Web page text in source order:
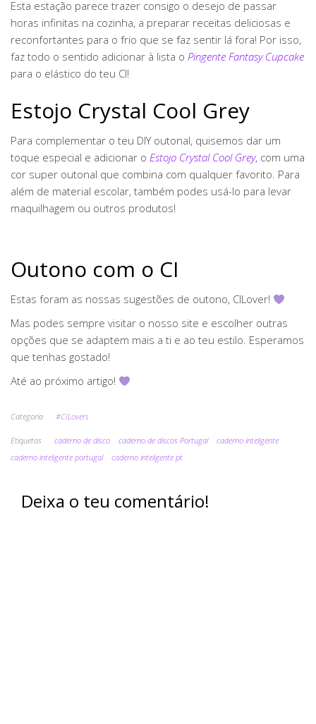
Esta estação parece trazer consigo o desejo de passar
horas infinitas na cozinha, a preparar receitas deliciosas e
reconfortantes para o frio que se faz sentir lá fora! Por isso,
faz todo o sentido adicionar à lista o Pingente Fantasy Cupcake
para o elástico do teu CI!
Estojo Crystal Cool Grey
Para complementar o teu DIY outonal, quisemos dar um
toque especial e adicionar o Estojo Crystal Cool Grey, com uma
cor super outonal que combina com qualquer favorito. Para
além de material escolar, também podes usá-lo para levar
maquilhagem ou outros produtos!
Outono com o CI
Estas foram as nossas sugestões de outono, CILover!
Mas podes sempre visitar o nosso site e escolher outras
opções que se adaptem mais a ti e ao teu estilo. Esperamos
que tenhas gostado!
Até ao próximo artigo!
Categoria #CILovers
Etiquetas caderno de disco caderno de discos Portugal
caderno inteligente
caderno inteligente portugal
caderno inteligente pt
Deixa o teu comentário!